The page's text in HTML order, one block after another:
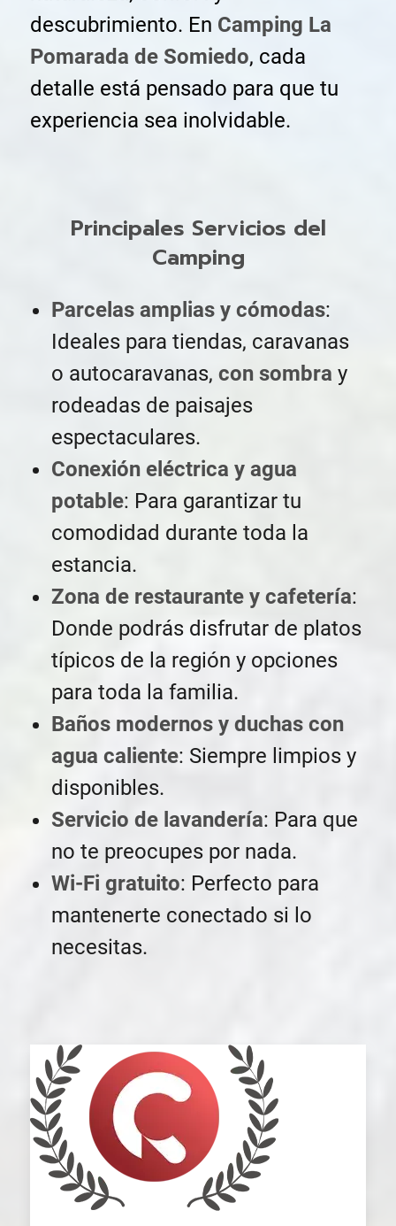
descubrimiento. En Camping La
Pomarada de Somiedo, cada
detalle está pensado para que tu
experiencia sea inolvidable.
Principales Servicios del
Camping
Parcelas amplias y cómodas:
Ideales para tiendas, caravanas
o autocaravanas, con sombra y
rodeadas de paisajes
espectaculares.
Conexión eléctrica y agua
potable: Para garantizar tu
comodidad durante toda la
estancia.
Zona de restaurante y cafetería:
Donde podrás disfrutar de platos
típicos de la región y opciones
para toda la familia.
Baños modernos y duchas con
agua caliente: Siempre limpios y
disponibles.
Servicio de lavandería: Para que
no te preocupes por nada.
Wi-Fi gratuito: Perfecto para
mantenerte conectado si lo
necesitas.